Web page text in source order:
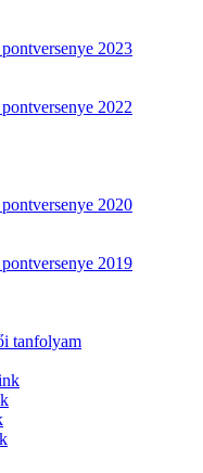
2023
2022
2020
2019
tanfolyam